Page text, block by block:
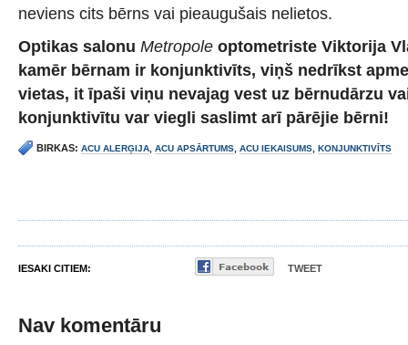
neviens cits bērns vai pieaugušais nelietos.
Optikas salonu Metropole optometriste Viktorija
kamēr bērnam ir konjunktivīts, viņš nedrīkst
vietas, it īpaši viņu nevajag vest uz bērnudārzu
konjunktivītu var viegli saslimt arī pārējie bērni!
BIRKAS: ACU ALERĢIJA ACU APSĀRTUMS ACU IEKAISUMS KONJUNKTIVĪTS
IESAKI CITIEM: TWEET
Nav komentāru